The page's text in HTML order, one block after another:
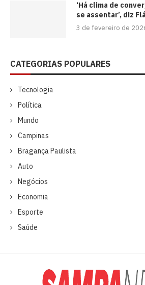
‘Há clima de
se assentar’, diz
3 de fevereiro de
CATEGORIAS POPULARES
Tecnologia
Política
Mundo
Campinas
Bragança Paulista
Auto
Negócios
Economia
Esporte
Saúde